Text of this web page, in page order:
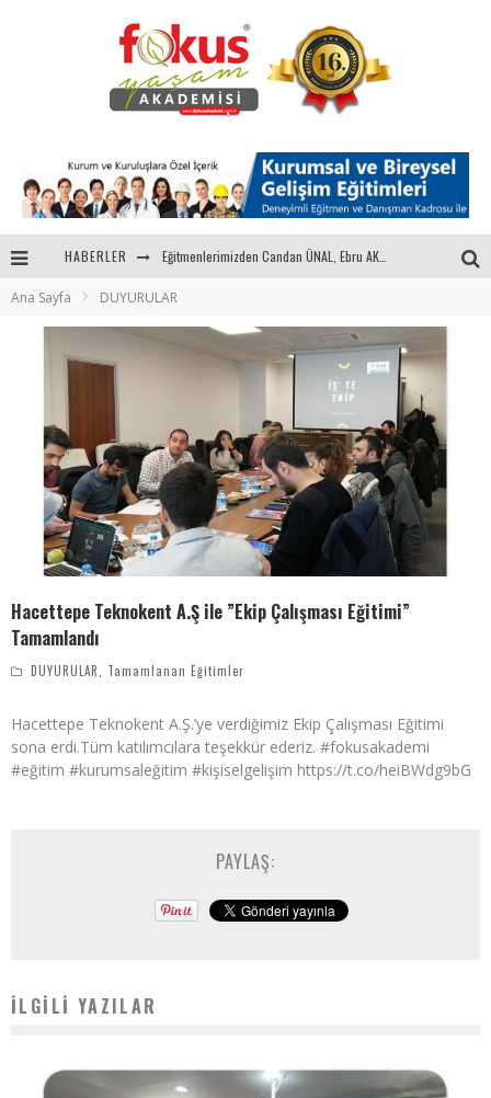
HABERLER
Eğitmenlerimizden Candan ÜNAL, Ebru AKEL'le Kadın İsterse 68.Bölüm Konuğuydu
"Sektörle Buluşuyoruz" Toplantısı Gerçekleştirildi
Parasını Veren 1'inci
Fokus Yaşam Akademisi 15. Yılında Gençleri Nasa, Harvard, Yale ile Buluşturacak!
Ana Sayfa DUYURULAR
Hacettepe Teknokent A.Ş ile ”Ekip Çalışması Eğitimi”
Tamamlandı
DUYURULAR, Tamamlanan Eğitimler
Hacettepe Teknokent A.Ş.’ye verdiğimiz Ekip Çalışması Eğitimi
sona erdi.Tüm katılımcılara teşekkür ederiz. #fokusakademi
#eğitim #kurumsaleğitim #kişiselgelişim https://t.co/heiBWdg9bG
PAYLAŞ:
İLGILI YAZILAR